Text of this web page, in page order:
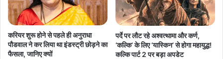
करियर शुरू होने से पहले ही अनुराधा
पौडवाल ने कर लिया था इंडस्ट्री छोड़ने का
फैसला, जानिए क्यों
पर्दे पर लौट रहे अश्वत्थामा और कर्ण,
‘कल्कि’ के लिए ‘यास्किन’ से होगा महायुद्ध!
कल्कि पार्ट 2 पर बड़ा अपडेट